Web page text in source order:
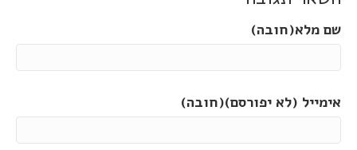
שם מלא(חובה)
אימייל (לא יפורסם)(חובה)